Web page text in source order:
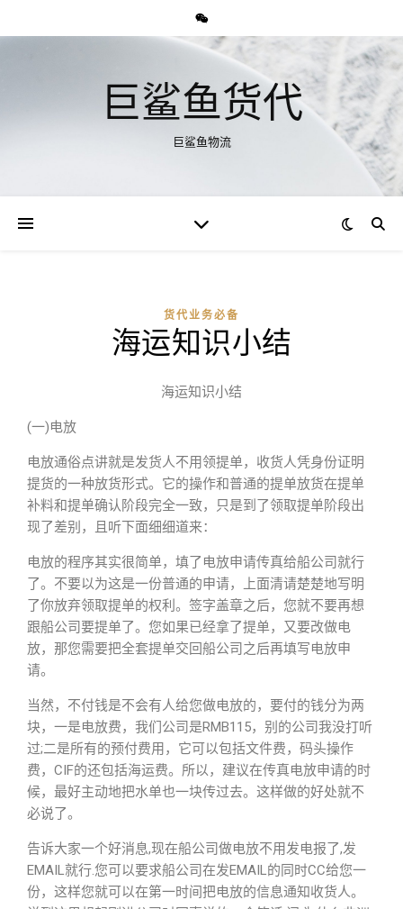
巨鲨鱼货代
巨鲨鱼物流
货代业务必备
海运知识小结
海运知识小结
(一)电放
电放通俗点讲就是发货人不用领提单，收货人凭身份证明
提货的一种放货形式。它的操作和普通的提单放货在提单
补料和提单确认阶段完全一致，只是到了领取提单阶段出
现了差别，且听下面细细道来：
电放的程序其实很简单，填了电放申请传真给船公司就行
了。不要以为这是一份普通的申请，上面清请楚楚地写明
了你放弃领取提单的权利。签字盖章之后，您就不要再想
跟船公司要提单了。您如果已经拿了提单，又要改做电
放，那您需要把全套提单交回船公司之后再填写电放申
请。
当然，不付钱是不会有人给您做电放的，要付的钱分为两
块，一是电放费，我们公司是RMB115，别的公司我没打听
过;二是所有的预付费用，它可以包括文件费，码头操作
费，CIF的还包括海运费。所以，建议在传真电放申请的时
候，最好主动地把水单也一块传过去。这样做的好处就不
必说了。
告诉大家一个好消息,现在船公司做电放不用发电报了,发
EMAIL就行.您可以要求船公司在发EMAIL的同时CC给您一
份，这样您就可以在第一时间把电放的信息通知收货人。